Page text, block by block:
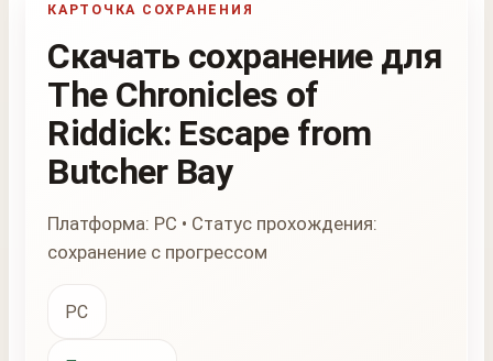
КАРТОЧКА СОХРАНЕНИЯ
Скачать сохранение для
The Chronicles of
Riddick: Escape from
Butcher Bay
Платформа: PC • Статус прохождения:
сохранение с прогрессом
PC